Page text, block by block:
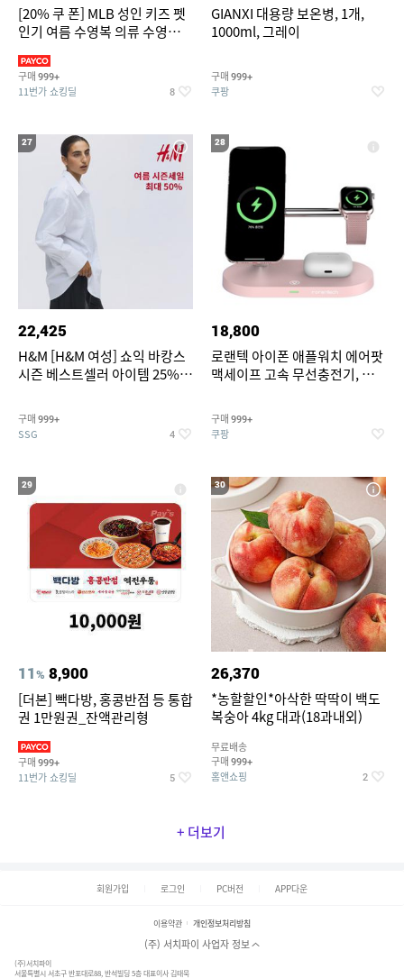
[20% 쿠 폰] MLB 성인 키즈 펫
인기 여름 수영복 의류 수영복
구매 999+
11번가 쇼킹딜 8
GIANXI 대용량 보온병, 1개,
1000ml, 그레이
구매 999+
쿠팡
27
22,425
H&M [H&M 여성] 쇼익 바캉스
시즌 베스트셀러 아이템 25%
구매 999+
SSG 4
28
18,800
로랜텍 아이폰 애플워치 에어팟
맥세이프 고속 무선충전기, 핑
구매 999+
쿠팡
29
11% 8,900
[더본] 빽다방, 홍콩반점 등 통합
권 1만원권_잔액관리형
구매 999+
11번가 쇼킹딜 5
30
26,370
*농할할인*아삭한 딱딱이 백도
복숭아 4kg 대과(18과내외)
무료배송
구매 999+
홈앤쇼핑 2
+ 더보기
회원가입 로그인 PC버전 APP다운
이용약관 개인정보처리방침
(주) 서치파이 사업자 정보
(주)서치파이
서울특별시 서초구 반포대로88, 반석빌딩 5층 대표이사 김태묵